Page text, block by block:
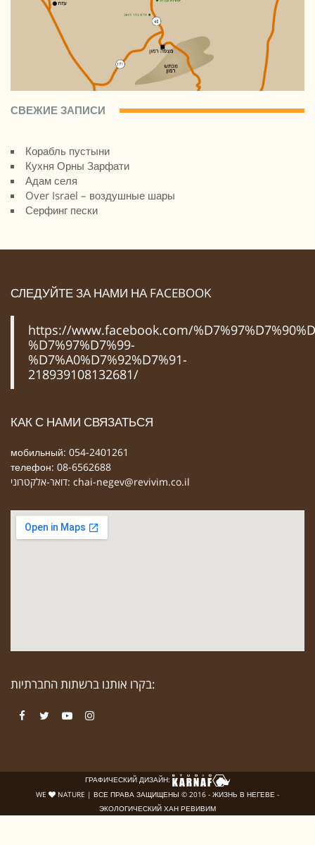
СВЕЖИЕ ЗАПИСИ
Корабль пустыни
Кухня Орны Зарфати
Адам селя
Over Israel – воздушные шары
Серфинг пески
СЛЕДУЙТЕ ЗА НАМИ НА FACEBOOK
https://www.facebook.com/
%D7%97%D7%99-
%D7%A0%D7%92%D7%91-
218939108132681/
КАК С НАМИ СВЯЗАТЬСЯ
мобильный: 054-2401261
телефон: 08-6562688
דואר-אלקטרוני: chai-negev@revivim.co.il
בקרו אותנו ברשתות החברתיות:
ГРАФИЧЕСКИЙ ДИЗАЙН:
WE
NATURE | ВСЕ ПРАВА ЗАЩИЩЕНЫ © 2016 - ЖИЗНЬ В НЕГЕВЕ -
ЭКОЛОГИЧЕСКИЙ ХАН РЕВИВИМ